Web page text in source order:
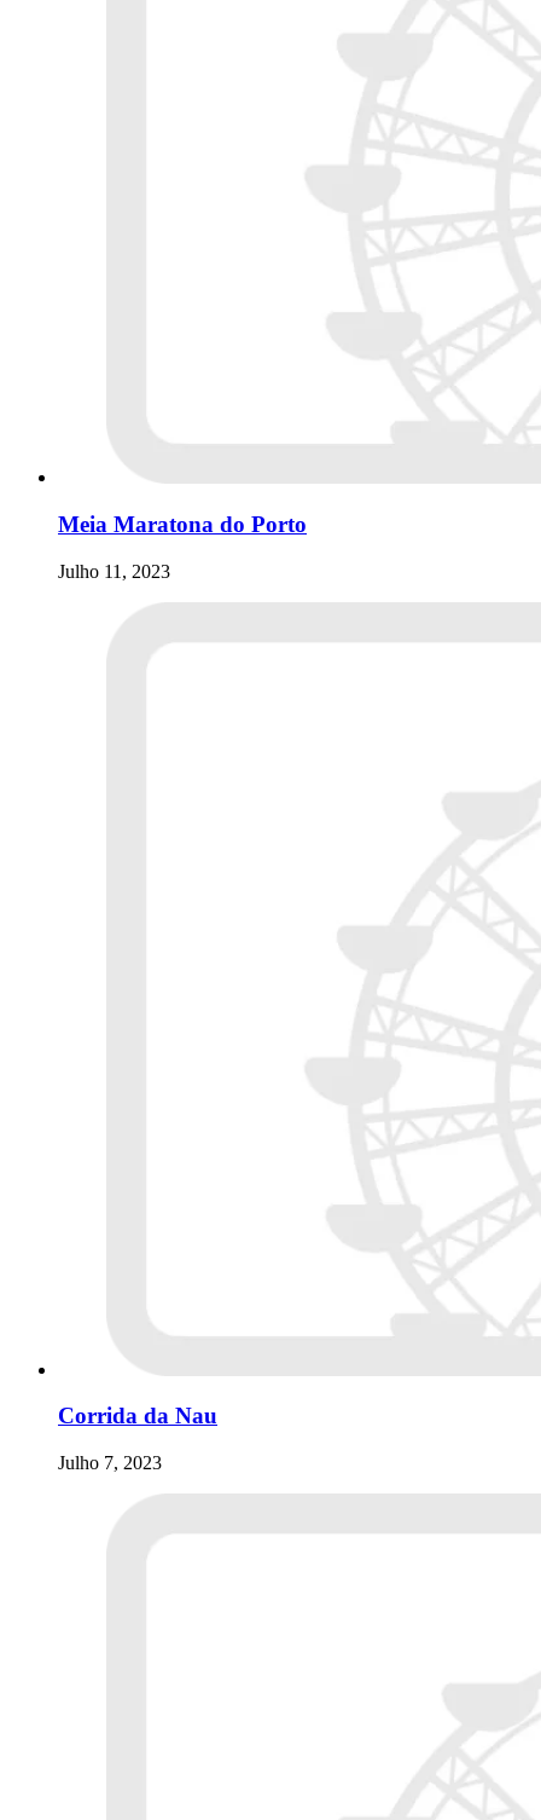
Meia Maratona do Porto
Julho 11, 2023
Corrida da Nau
Julho 7, 2023